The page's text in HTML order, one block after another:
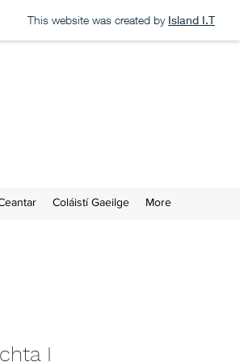
This website was created by Island I.T
Coláistí Gaeilge More
I